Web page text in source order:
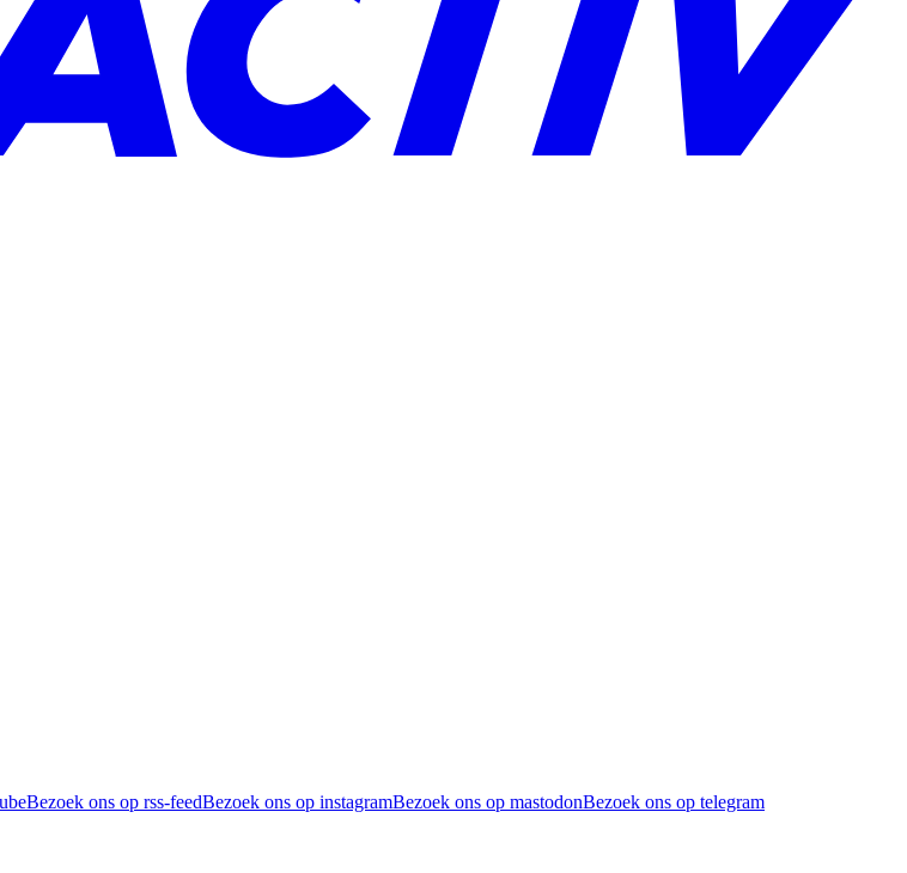
Bezoek ons op rss-feedBezoek ons op instagramBezoek ons op mastodonBezoek ons op telegram